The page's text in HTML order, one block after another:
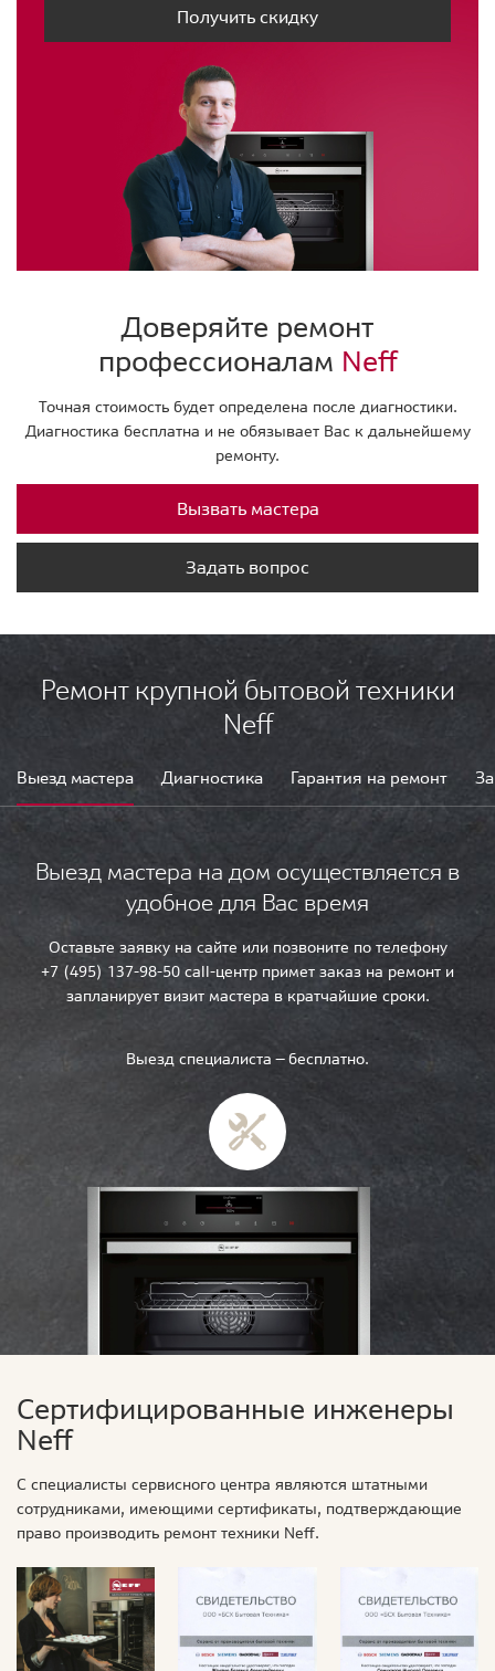
Получить скидку
Доверяйте ремонт
профессионалам Neff
Точная стоимость будет определена после диагностики.
Диагностика бесплатна и не обязывает Вас к дальнейшему
ремонту.
Вызвать мастера
Задать вопрос
Ремонт крупной бытовой техники
Neff
Выезд мастера Диагностика Гарантия на ремонт
Выезд мастера на дом осуществляется в
удобное для Вас время
Оставьте заявку на сайте или позвоните по телефону
+7 (495) 137-98-50 call-центр примет заказ на ремонт и
запланирует визит мастера в кратчайшие сроки.
Выезд специалиста — бесплатно.
Сертифицированные инженеры
Neff
С специалисты сервисного центра являются штатными
сотрудниками, имеющими сертификаты, подтверждающие
право производить ремонт техники Neff.